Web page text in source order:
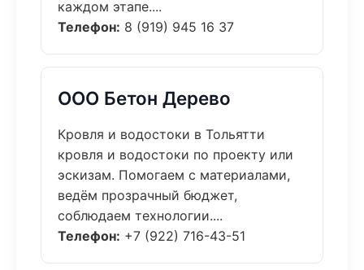
каждом этапе....
Телефон: 8 (919) 945 16 37
ООО Бетон Дерево
Кровля и водостоки в Тольятти
кровля и водостоки по проекту или
эскизам. Помогаем с материалами,
ведём прозрачный бюджет,
соблюдаем технологии....
Телефон: +7 (922) 716-43-51